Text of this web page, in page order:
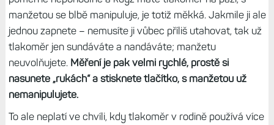
manžetou se blbě manipuluje, je totiž měkká. Jakmile ji ale
jednou zapnete – nemusíte ji vůbec příliš utahovat, tak už
tlakoměr jen sundáváte a nandáváte; manžetu
neuvolňujete. Měření je pak velmi rychlé, prostě si
nasunete „rukách“ a stisknete tlačítko, s manžetou už
nemanipulujete.
To ale neplatí ve chvíli, kdy tlakoměr v rodině používá více